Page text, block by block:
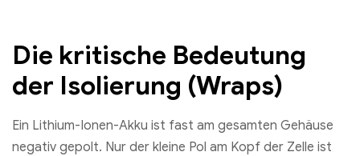
Die kritische Bedeutung
der Isolierung (Wraps)
Ein Lithium-Ionen-Akku ist fast am gesamten Gehäuse
negativ gepolt. Nur der kleine Pol am Kopf der Zelle ist